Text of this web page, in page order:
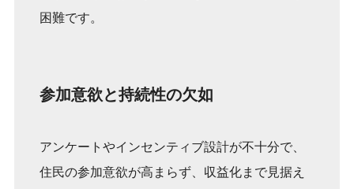
困難です。
参加意欲と持続性の欠如
アンケートやインセンティブ設計が不十分で、
住民の参加意欲が高まらず、収益化まで見据え